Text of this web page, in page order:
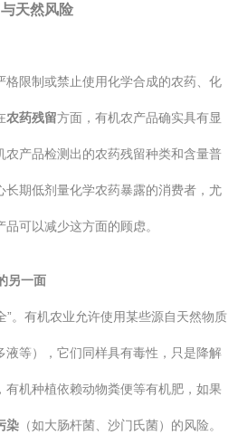
天然风险
格限制或禁止使用化学合成的农药、化
农药残留方面，有机农产品确实具有显
农产品检测出的农药残留种类和含量普
长期低剂量化学农药暴露的消费者，尤
可以减少这方面的顾虑。
另一面
”。有机农业允许使用某些源自天然物质
液等），它们同样具有毒性，只是降解
机种植依赖动物粪便等有机肥，如果
染 （如大肠杆菌、沙门氏菌）的风险。